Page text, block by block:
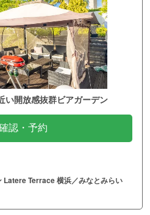
い開放感抜群ビアガーデン
認・予約
Latere Terrace 横浜／みなとみらい